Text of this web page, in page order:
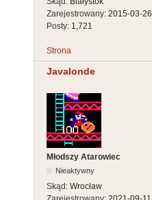
Zarejestrowany: 2015-03-26
Posty: 1,721
Strona
Javalonde
Młodszy Atarowiec
Nieaktywny
Skąd: Wrocław